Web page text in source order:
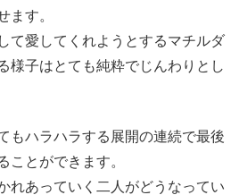
ます。
て愛してくれようとするマチルダ
様子はとても純粋でじんわりとし
もハラハラする展開の連続で最後
ことができます。
れあっていく二人がどうなってい